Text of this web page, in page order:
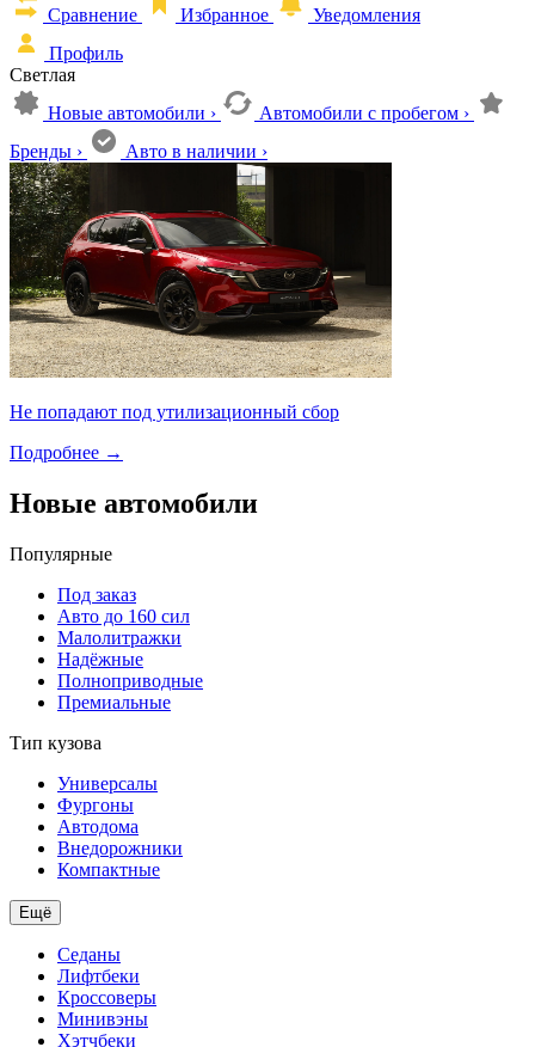
Сравнение Избранное
Уведомления
Профиль
Светлая
Новые автомобили › Автомобили с пробегом ›
Бренды › Авто в наличии ›
Не попадают под утилизационный сбор
Подробнее →
Новые автомобили
Популярные
Под заказ
Авто до 160 сил
Малолитражки
Надёжные
Полноприводные
Премиальные
Тип кузова
Универсалы
Фургоны
Автодома
Внедорожники
Компактные
Ещё
Седаны
Лифтбеки
Кроссоверы
Минивэны
Хэтчбеки